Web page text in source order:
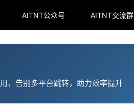
AITNT公众号 AITNT交流群
，告别多平台跳转，助力效率提升